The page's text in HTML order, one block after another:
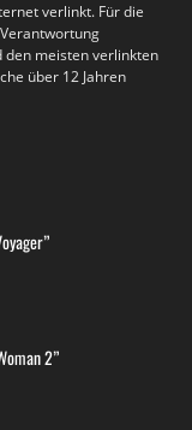
verlinkt. Für die
den meisten verlinkten
über 12 Jahren
2”